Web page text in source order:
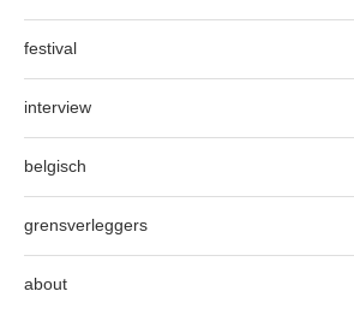
festival
interview
belgisch
grensverleggers
about